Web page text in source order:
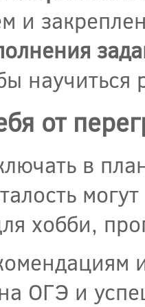
и
от
в
хобби,
ОГЭ и